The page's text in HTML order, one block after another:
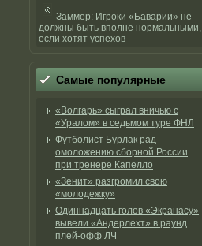
Заммер: Игроки «Баварии» не
должны быть вполне нормальными,
если хотят успехов
Самые популярные
«Волгарь» сыграл вничью с
«Уралом» в седьмом туре ФНЛ
Футболист Бурлак рад
омоложению сборной России
при тренере Капелло
«Зенит» разгромил свою
«молодежку»
Одиннадцать голов «Экранасу»
вывели «Андерлехт» в раунд
плей-офф ЛЧ